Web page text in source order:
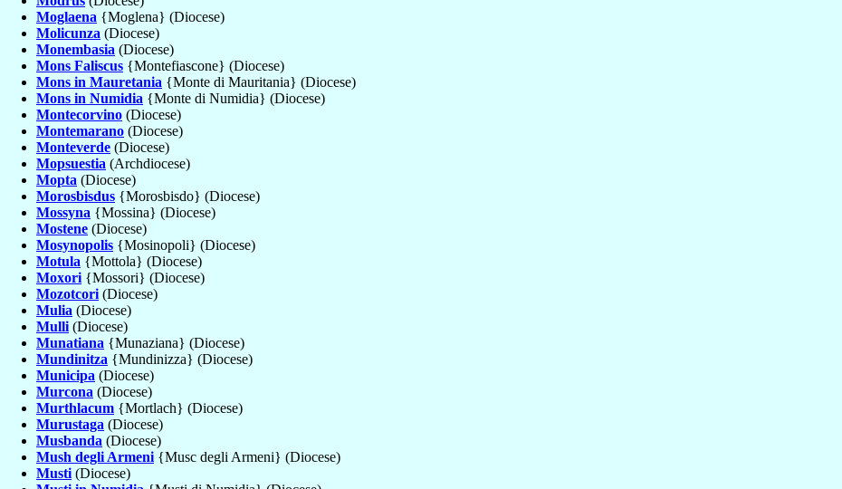
Moglaena {Moglena} (Diocese)
Molicunza (Diocese)
Monembasia (Diocese)
Mons Faliscus {Montefiascone} (Diocese)
Mons in Mauretania {Monte di Mauritania} (Diocese)
Mons in Numidia {Monte di Numidia} (Diocese)
Montecorvino (Diocese)
Montemarano (Diocese)
Monteverde (Diocese)
Mopsuestia (Archdiocese)
Mopta (Diocese)
Morosbisdus {Morosbisdo} (Diocese)
Mossyna {Mossina} (Diocese)
Mostene (Diocese)
Mosynopolis {Mosinopoli} (Diocese)
Motula {Mottola} (Diocese)
Moxori{Mossori} (Diocese)
Mozotcori(Diocese)
Mulia (Diocese)
Mulli(Diocese)
Munatiana {Munaziana} (Diocese)
Mundinitza {Mundinizza} (Diocese)
Municipa (Diocese)
Murcona (Diocese)
Murthlacum {Mortlach} (Diocese)
Murustaga (Diocese)
Musbanda (Diocese)
Mush degli Armeni{Musc degli Armeni} (Diocese)
Musti(Diocese)